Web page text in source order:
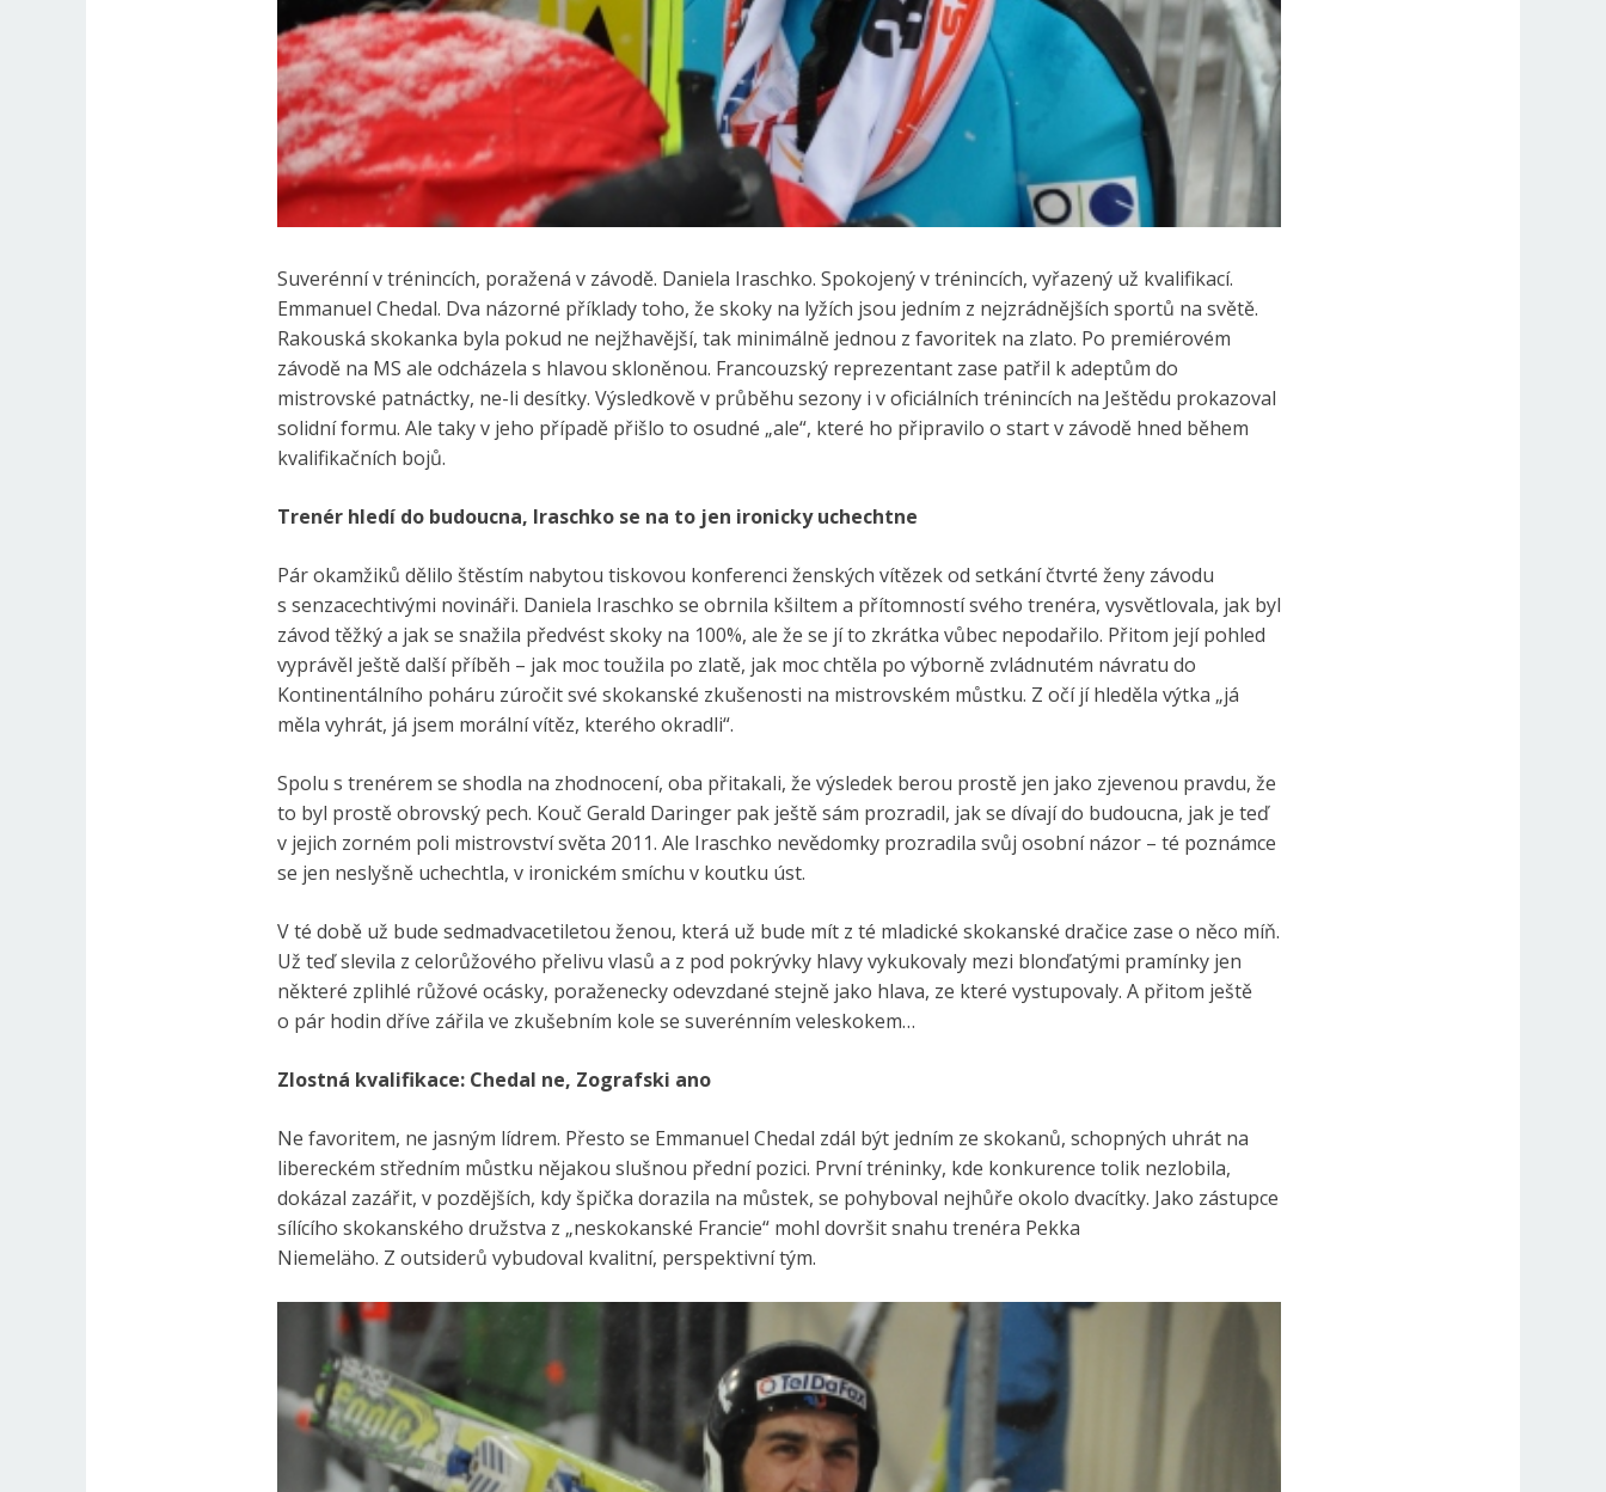
Suverénní v trénincích, poražená v závodě. Daniela Iraschko. Spokojený v trénincích, vyřazený už kvalifikací.
Emmanuel Chedal. Dva názorné příklady toho, že skoky na lyžích jsou jedním z nejzrádnějších sportů na světě.
Rakouská skokanka byla pokud ne nejžhavější, tak minimálně jednou z favoritek na zlato. Po premiérovém
závodě na MS ale odcházela s hlavou skloněnou. Francouzský reprezentant zase patřil k adeptům do
mistrovské patnáctky, ne-li desítky. Výsledkově v průběhu sezony i v oficiálních trénincích na Ještědu prokazoval
solidní formu. Ale taky v jeho případě přišlo to osudné „ale“, které ho připravilo o start v závodě hned během
kvalifikačních bojů.
Trenér hledí do budoucna, Iraschko se na to jen ironicky uchechtne
Pár okamžiků dělilo štěstím nabytou tiskovou konferenci ženských vítězek od setkání čtvrté ženy závodu
s senzacechtivými novináři. Daniela Iraschko se obrnila kšiltem a přítomností svého trenéra, vysvětlovala, jak byl
závod těžký a jak se snažila předvést skoky na 100%, ale že se jí to zkrátka vůbec nepodařilo. Přitom její pohled
vyprávěl ještě další příběh – jak moc toužila po zlatě, jak moc chtěla po výborně zvládnutém návratu do
Kontinentálního poháru zúročit své skokanské zkušenosti na mistrovském můstku. Z očí jí hleděla výtka „já
měla vyhrát, já jsem morální vítěz, kterého okradli“.
Spolu s trenérem se shodla na zhodnocení, oba přitakali, že výsledek berou prostě jen jako zjevenou pravdu, že
to byl prostě obrovský pech. Kouč Gerald Daringer pak ještě sám prozradil, jak se dívají do budoucna, jak je teď
v jejich zorném poli mistrovství světa 2011. Ale Iraschko nevědomky prozradila svůj osobní názor – té poznámce
se jen neslyšně uchechtla, v ironickém smíchu v koutku úst.
V té době už bude sedmadvacetiletou ženou, která už bude mít z té mladické skokanské dračice zase o něco míň.
Už teď slevila z celorůžového přelivu vlasů a z pod pokrývky hlavy vykukovaly mezi blonďatými pramínky jen
některé zplihlé růžové ocásky, poraženecky odevzdané stejně jako hlava, ze které vystupovaly. A přitom ještě
o pár hodin dříve zářila ve zkušebním kole se suverénním veleskokem…
Zlostná kvalifikace: Chedal ne, Zografski ano
Ne favoritem, ne jasným lídrem. Přesto se Emmanuel Chedal zdál být jedním ze skokanů, schopných uhrát na
libereckém středním můstku nějakou slušnou přední pozici. První tréninky, kde konkurence tolik nezlobila,
dokázal zazářit, v pozdějších, kdy špička dorazila na můstek, se pohyboval nejhůře okolo dvacítky. Jako zástupce
sílícího skokanského družstva z „neskokanské Francie“ mohl dovršit snahu trenéra Pekka
Niemeläho. Z outsiderů vybudoval kvalitní, perspektivní tým.